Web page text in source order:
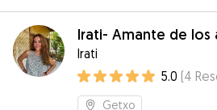
Irati- Amante de los
Irati
5.0 (4
Getxo